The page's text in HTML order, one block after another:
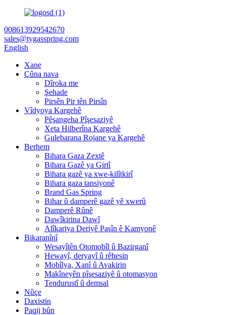
008613929542670
sales@tygasspring.com
English
Xane
Çûna nava
Dîroka me
Şehade
Pirsên Pir tên Pirsîn
Vîdyoya Kargehê
Pêşangeha Pîşesaziyê
Xeta Hilberîna Kargehê
Gulebarana Rojane ya Kargehê
Berhem
Bihara Gaza Zextê
Bihara Gazê ya Girtî
Bihara gazê ya xwe-kilîtkirî
Bihara gaza tansiyonê
Brand Gas Spring
Bihar û damperê gazê yê xwerû
Damperê Rûnê
Dawîkirina Dawî
Alîkariya Deriyê Paşîn ê Kamyonê
Bikaranînî
Wesayîtên Otomobîl û Bazirganî
Hewayî, deryayî û rêhesin
Mobîlya, Xanî û Avakirin
Makîneyên pîşesaziyê û otomasyon
Tendurustî û demsal
Nûçe
Daxistin
Paqij bûn